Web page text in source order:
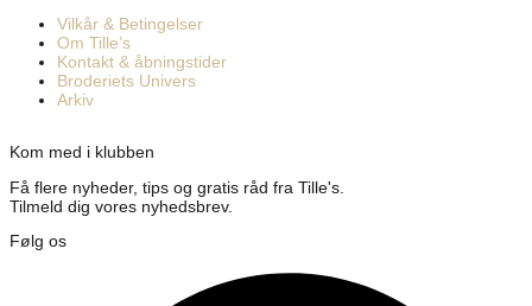
Vilkår & Betingelser
Om Tille’s
Kontakt & åbningstider
Broderiets Univers
Arkiv
Kom med i klubben
Få flere nyheder, tips og gratis råd fra Tille's.
Tilmeld dig vores nyhedsbrev.
Følg os